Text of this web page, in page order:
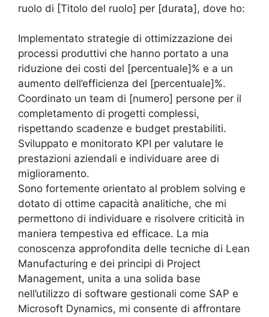
ruolo di [Titolo del ruolo] per [durata], dove ho:
Implementato strategie di ottimizzazione dei
processi produttivi che hanno portato a una
riduzione dei costi del [percentuale]% e a un
aumento dell’efficienza del [percentuale]%.
Coordinato un team di [numero] persone per il
completamento di progetti complessi,
rispettando scadenze e budget prestabiliti.
Sviluppato e monitorato KPI per valutare le
prestazioni aziendali e individuare aree di
miglioramento.
Sono fortemente orientato al problem solving e
dotato di ottime capacità analitiche, che mi
permettono di individuare e risolvere criticità in
maniera tempestiva ed efficace. La mia
conoscenza approfondita delle tecniche di Lean
Manufacturing e dei principi di Project
Management, unita a una solida base
nell’utilizzo di software gestionali come SAP e
Microsoft Dynamics, mi consente di affrontare